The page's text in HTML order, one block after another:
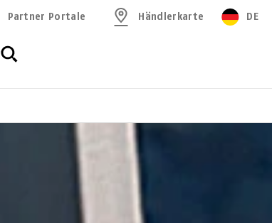
Partner Portale Händlerkarte DE